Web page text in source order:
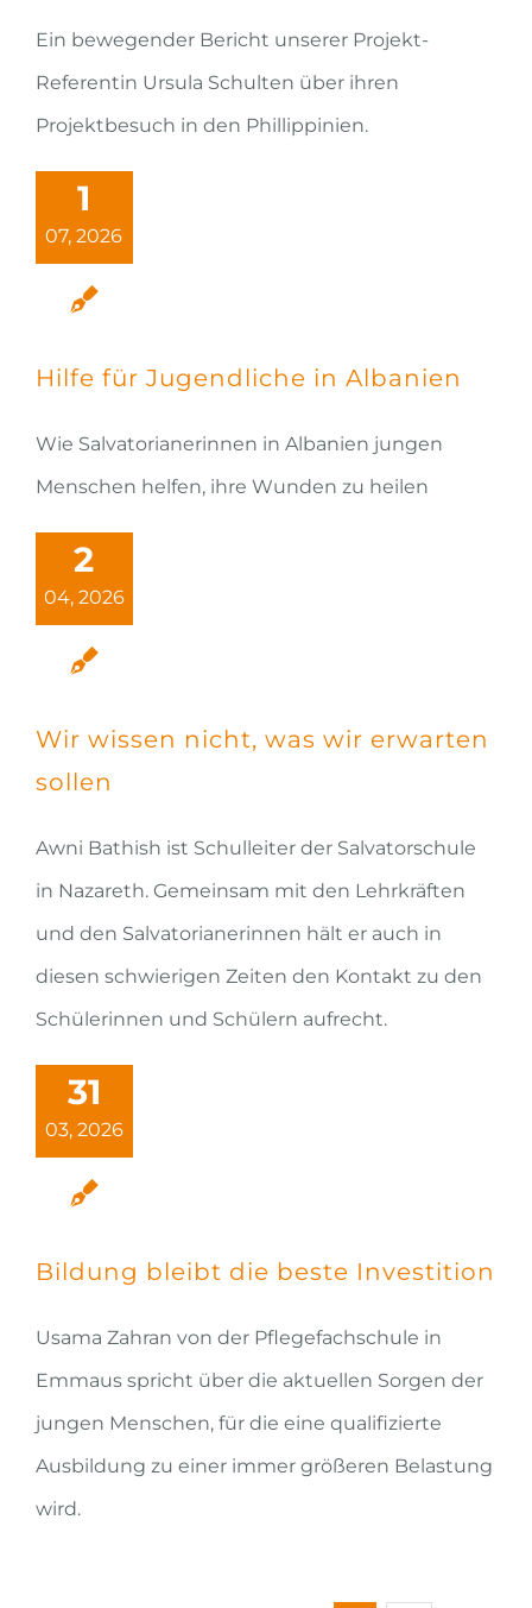
Ein bewegender Bericht unserer Projekt-
Referentin Ursula Schulten über ihren
Projektbesuch in den Phillippinien.
1
07, 2026
Hilfe für Jugendliche in Albanien
Wie Salvatorianerinnen in Albanien jungen
Menschen helfen, ihre Wunden zu heilen
2
04, 2026
Wir wissen nicht, was wir erwarten
sollen
Awni Bathish ist Schulleiter der Salvatorschule
in Nazareth. Gemeinsam mit den Lehrkräften
und den Salvatorianerinnen hält er auch in
diesen schwierigen Zeiten den Kontakt zu den
Schülerinnen und Schülern aufrecht.
31
03, 2026
Bildung bleibt die beste Investition
Usama Zahran von der Pflegefachschule in
Emmaus spricht über die aktuellen Sorgen der
jungen Menschen, für die eine qualifizierte
Ausbildung zu einer immer größeren Belastung
wird.